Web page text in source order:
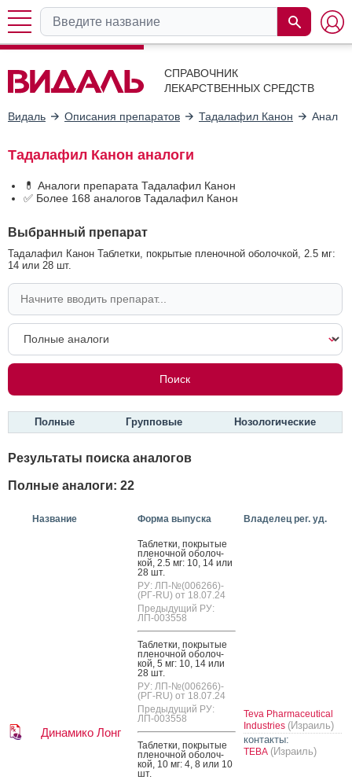
СПРАВОЧНИК
ЛЕКАРСТВЕННЫХ СРЕДСТВ
Видаль Описания препаратов Тадалафил Канон
Тадалафил Канон аналоги
💊 Аналоги препарата Тадалафил Канон
✅ Более 168 аналогов Тадалафил Канон
Выбранный препарат
Тадалафил Канон Таблетки, покрытые пленочной оболочкой, 2.5 мг:
14 или 28 шт.
Полные Групповые Нозологические
Результаты поиска аналогов
Полные аналоги: 22
Название Форма выпуска Владелец рег. уд.
Динамико Лонг
Таб­летки, пок­ры­тые
пле­ноч­ной обо­лоч­
кой, 2.5 мг: 10, 14 или
28 шт.
РУ: ЛП-№(006266)-
(РГ-RU) от 18.07.24
Предыдущий РУ:
ЛП-003558
Таб­летки, пок­ры­тые
пле­ноч­ной обо­лоч­
кой, 5 мг: 10, 14 или
28 шт.
РУ: ЛП-№(006266)-
(РГ-RU) от 18.07.24
Предыдущий РУ:
ЛП-003558
Таб­летки, пок­ры­тые
пле­ноч­ной обо­лоч­
кой, 10 мг: 4, 8 или 10
шт.
Teva Pharmaceutical
Industries (Израиль)
контакты:
ТЕВА (Израиль)